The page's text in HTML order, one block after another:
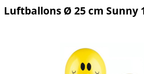
Luftballons Ø 25 cm Sunny